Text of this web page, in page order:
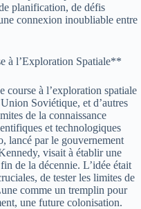
planification, de défis
connexion inoubliable entre
à l’Exploration Spatiale**
course à l’exploration spatiale
Soviétique, et d’autres
de la connaissance
et technologiques
lancé par le gouvernement
visait à établir une
de la décennie. L’idée était
de tester les limites de
comme un tremplin pour
une future colonisation.